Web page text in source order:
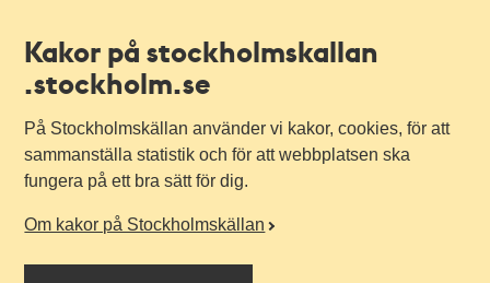
Kakor på stockholmskallan
.stockholm.se
På Stockholmskällan använder vi kakor, cookies, för att
sammanställa statistik och för att webbplatsen ska
fungera på ett bra sätt för dig.
Om kakor på Stockholmskällan